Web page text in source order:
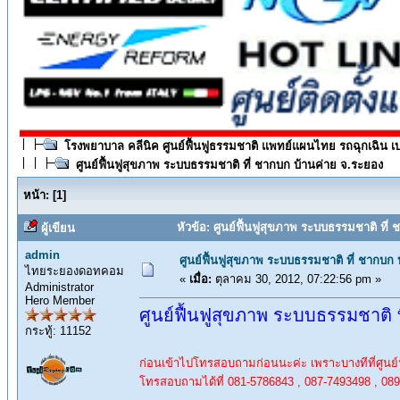
โรงพยาบาล คลีนิค ศูนย์ฟื้นฟูธรรมชาติ แพทย์แผนไทย รถฉุกเฉิน เ
ศูนย์ฟื้นฟูสุขภาพ ระบบธรรมชาติ ที่ ชากบก บ้านค่าย จ.ระยอง
หน้า: [1]
ผู้เขียน หัวข้อ: ศูนย์ฟื้นฟูสุขภาพ ระบบธรรมชาติ ที่
admin
ไทยระยองดอทคอม
Administrator
Hero Member
กระทู้: 11152
ศูนย์ฟื้นฟูสุขภาพ ระบบธรรมชาติ ที่ ชากบก
« เมื่อ: ตุลาคม 30, 2012, 07:22:56 pm »
ศูนย์ฟื้นฟูสุขภาพ ระบบธรรมชาติ
ก่อนเข้าไปโทรสอบถามก่อนนะค่ะ เพราะบางทีที่ศูน
โทรสอบถามได้ที่ 081-5786843 , 087-7493498 ,